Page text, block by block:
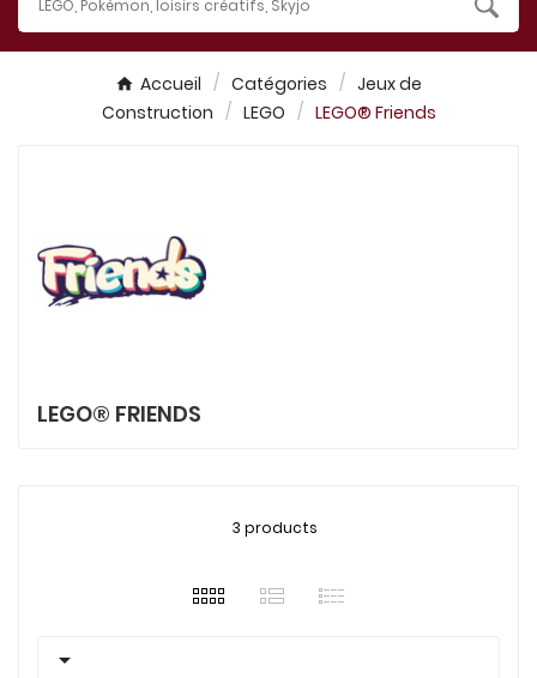
Accueil Catégories
Jeux de
Construction
LEGO LEGO® Friends
LEGO® FRIENDS
3 products
